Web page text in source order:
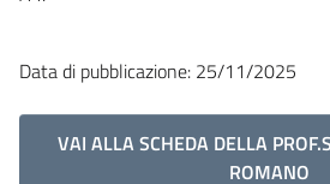
Data di pubblicazione: 25/11/2025
VAI ALLA SCHEDA DELLA
ROMANO